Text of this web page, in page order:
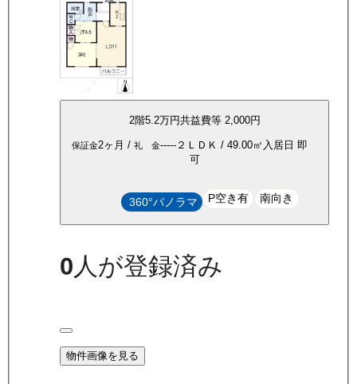
2階5.2万円共益費等 2,000円
保証金2ヶ月 / 礼 金-----２ＬＤＫ / 49.00㎡ 入居日 即
可
360°パノラマ P空き有 南向き
0 人が登録済み
物件画像を見る